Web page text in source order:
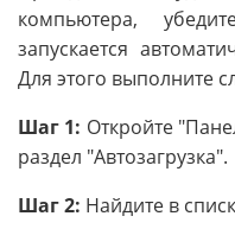
компьютера,
запускается
Для этого выполните
Шаг 1: Откройте
раздел "Автозагрузка".
Шаг 2: Найдите в